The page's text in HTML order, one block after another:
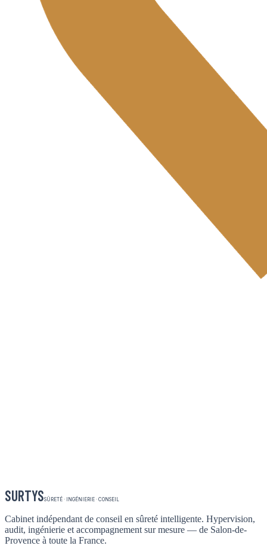
SURTYSSÛRETÉ · INGÉNIERIE · CONSEIL
Cabinet indépendant de conseil en sûreté intelligente. Hypervision,
audit, ingénierie et accompagnement sur mesure — de Salon-de-
Provence à toute la France.